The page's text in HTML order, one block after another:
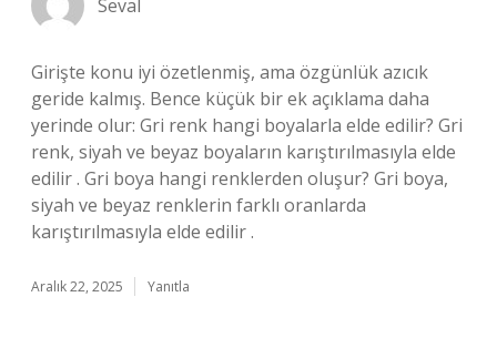
Seval
Girişte konu iyi özetlenmiş, ama özgünlük azıcık
geride kalmış. Bence küçük bir ek açıklama daha
yerinde olur: Gri renk hangi boyalarla elde edilir? Gri
renk, siyah ve beyaz boyaların karıştırılmasıyla elde
edilir . Gri boya hangi renklerden oluşur? Gri boya,
siyah ve beyaz renklerin farklı oranlarda
karıştırılmasıyla elde edilir .
Aralık 22, 2025 Yanıtla